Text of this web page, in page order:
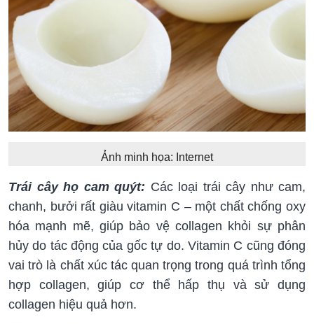
Ảnh minh họa: Internet
Trái cây họ cam quýt: Các loại trái cây như cam,
chanh, bưởi rất giàu vitamin C – một chất chống oxy
hóa mạnh mẽ, giúp bảo vệ collagen khỏi sự phân
hủy do tác động của gốc tự do. Vitamin C cũng đóng
vai trò là chất xúc tác quan trọng trong quá trình tổng
hợp collagen, giúp cơ thể hấp thụ và sử dụng
collagen hiệu quả hơn.